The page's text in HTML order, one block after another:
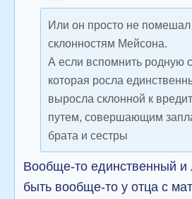
Или он просто не
склонностям Мейсона.
А если вспомнить родную
которая росла
выросла склонной к
путем, совершающим
брата и сестры
Вообще-то единственный
быть вообще-то у отца с